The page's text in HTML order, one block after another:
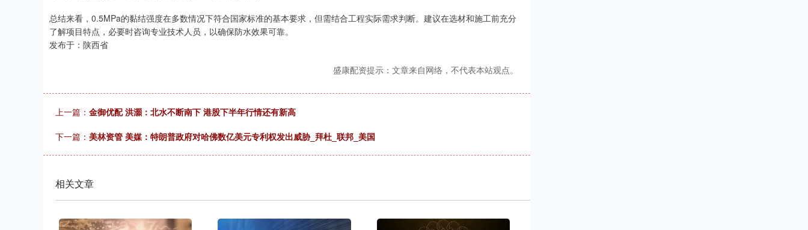
总结来看，0.5MPa的黏结强度在多数情况下符合国家标准的基本要求，但需结合工程实际需求判断。建议在选材和施工前充分
了解项目特点，必要时咨询专业技术人员，以确保防水效果可靠。
发布于：陕西省
盛康配资提示：文章来自网络，不代表本站观点。
上一篇： 金御优配 洪灝：北水不断南下 港股下半年行情还有新高
下一篇： 美林资管 美媒：特朗普政府对哈佛数亿美元专利权发出威胁_拜杜_联邦_美国
相关文章